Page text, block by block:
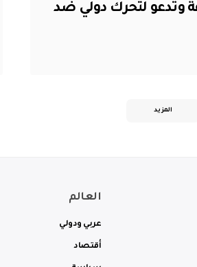
وتدعو لتحرك دولي ضد
المزيد
العالم
عربي ودولي
أقتصاد